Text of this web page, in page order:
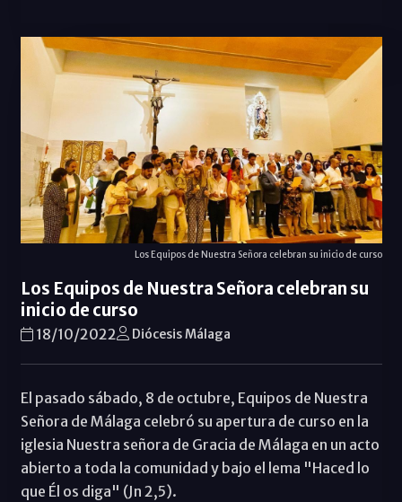
Los Equipos de Nuestra Señora celebran su inicio de curso
Los Equipos de Nuestra Señora celebran su
inicio de curso
18/10/2022 Diócesis Málaga
El pasado sábado, 8 de octubre, Equipos de Nuestra
Señora de Málaga celebró su apertura de curso en la
iglesia Nuestra señora de Gracia de Málaga en un acto
abierto a toda la comunidad y bajo el lema "Haced lo
que Él os diga" (Jn 2,5).